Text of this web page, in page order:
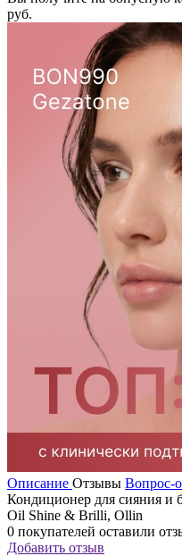
руб.
Описание Отзывы Вопрос-
Кондиционер для сияния и
Oil Shine & Brilli, Ollin
0 покупателей оставили
Добавить отзыв